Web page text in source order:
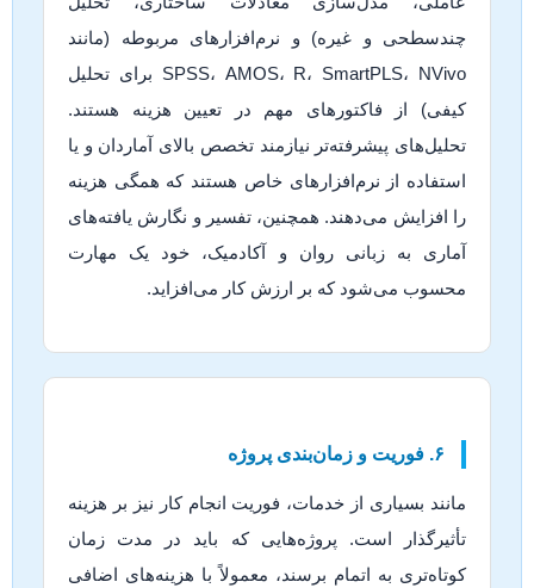
چندسطحی و غیره) و نرم‌افزارهای مربوطه (مانند
SPSS، AMOS، R، SmartPLS، NVivo برای تحلیل
کیفی) از فاکتورهای مهم در تعیین هزینه هستند.
تحلیل‌های پیشرفته‌تر نیازمند تخصص بالای آماردان و یا
استفاده از نرم‌افزارهای خاص هستند که همگی هزینه
را افزایش می‌دهند. همچنین، تفسیر و نگارش یافته‌های
آماری به زبانی روان و آکادمیک، خود یک مهارت
محسوب می‌شود که بر ارزش کار می‌افزاید.
۶. فوریت و زمان‌بندی پروژه
مانند بسیاری از خدمات، فوریت انجام کار نیز بر هزینه
تأثیرگذار است. پروژه‌هایی که باید در مدت زمان
کوتاه‌تری به اتمام برسند، معمولاً با هزینه‌های اضافی